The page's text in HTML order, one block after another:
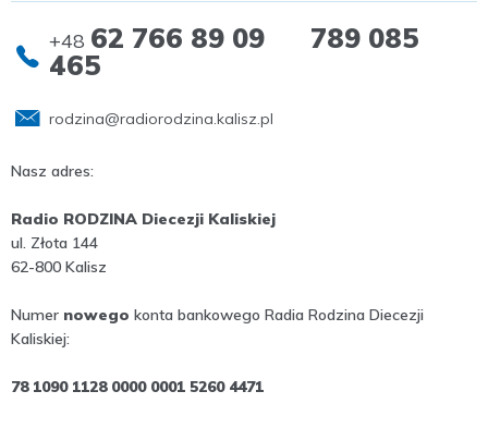
+48 62 766 89 09 789 085
465
rodzina@radiorodzina.kalisz.pl
Nasz adres:
Radio RODZINA Diecezji Kaliskiej
ul. Złota 144
62-800 Kalisz
Numer nowego konta bankowego Radia Rodzina Diecezji
Kaliskiej:
78 1090 1128 0000 0001 5260 4471